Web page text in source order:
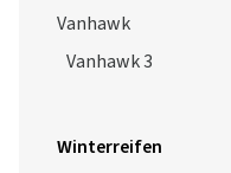
Vanhawk
Vanhawk 3
Winterreifen